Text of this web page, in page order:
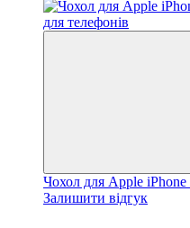
Чохол для Apple iPhone
Залишити відгук